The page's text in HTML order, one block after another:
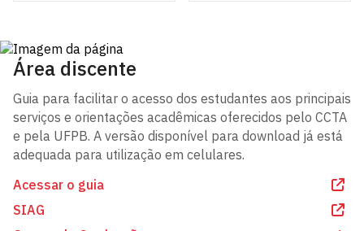
Área discente
Guia para facilitar o acesso dos estudantes aos principais
serviços e orientações acadêmicas oferecidos pelo CCTA
e pela UFPB. A versão disponível para download já está
adequada para utilização em celulares.
Acessar o guia
SIAG